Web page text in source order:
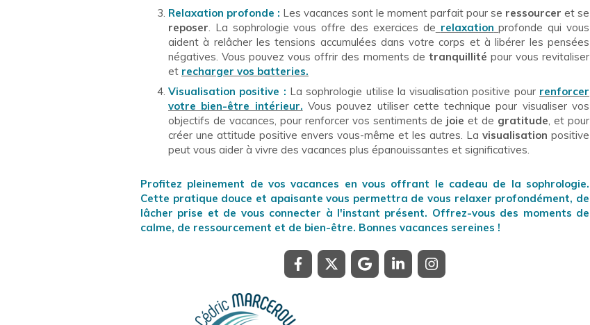
Relaxation profonde : Les vacances sont le moment parfait pour se ressourcer et se
reposer. La sophrologie vous offre des exercices de relaxation profonde qui vous
aident à relâcher les tensions accumulées dans votre corps et à libérer les pensées
négatives. Vous pouvez vous offrir des moments de tranquillité pour vous revitaliser
et recharger vos batteries.
Visualisation positive : La sophrologie utilise la visualisation positive pour renforcer
votre bien-être intérieur. Vous pouvez utiliser cette technique pour visualiser vos
objectifs de vacances, pour renforcer vos sentiments de joie et de gratitude, et pour
créer une attitude positive envers vous-même et les autres. La visualisation positive
peut vous aider à vivre des vacances plus épanouissantes et significatives.
Profitez pleinement de vos vacances en vous offrant le cadeau de la sophrologie.
Cette pratique douce et apaisante vous permettra de vous relaxer profondément, de
lâcher prise et de vous connecter à l'instant présent. Offrez-vous des moments de
calme, de ressourcement et de bien-être. Bonnes vacances sereines !